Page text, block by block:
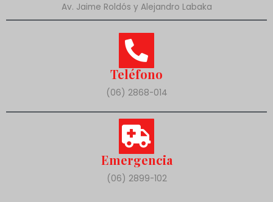
Av. Jaime Roldós y Alejandro Labaka
Teléfono
(06) 2868-014
Emergencia
(06) 2899-102